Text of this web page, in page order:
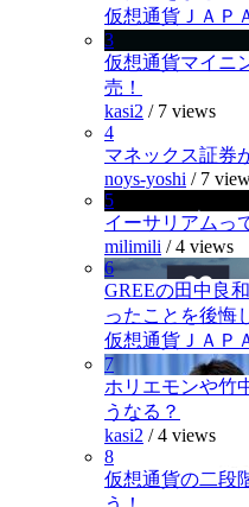
仮想通貨ＪＡＰ
3
仮想通貨マイニ
売！
kasi2 / 7 views
4
マネックス証券
noys-yoshi / 7
5
イーサリアムっ
milimili /4 views
6
GREEの田中良
ったことを後悔
仮想通貨ＪＡＰ
7
ホリエモンや竹
うなる？
kasi2 /4 views
8
仮想通貨の二段